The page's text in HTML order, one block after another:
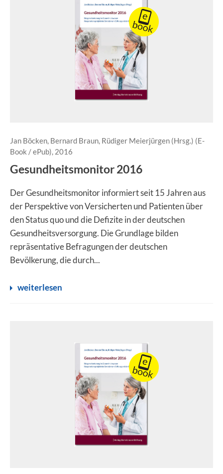
Jan Böcken, Bernard Braun, Rüdiger Meierjürgen (Hrsg.) (E-
Book / ePub), 2016
Gesundheitsmonitor 2016
Der Gesundheitsmonitor informiert seit 15 Jahren aus
der Perspektive von Versicherten und Patienten über
den Status quo und die Defizite in der deutschen
Gesundheitsversorgung. Die Grundlage bilden
repräsentative Befragungen der deutschen
Bevölkerung, die durch...
weiterlesen